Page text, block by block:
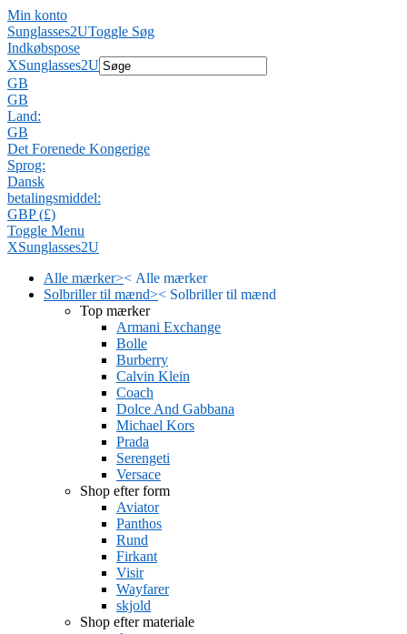
Min konto
Sunglasses2UToggle Søg
Indkøbspose
XSunglasses2U
GB
GB
Land:
GB
Det Forenede Kongerige
Sprog:
Dansk
betalingsmiddel:
GBP (£)
Toggle Menu
XSunglasses2U
Alle mærker>< Alle mærker
Solbriller til mænd>< Solbriller til mænd
Top mærker
Armani Exchange
Bolle
Burberry
Calvin Klein
Coach
Dolce And Gabbana
Michael Kors
Prada
Serengeti
Versace
Shop efter form
Aviator
Panthos
Rund
Firkant
Visir
Wayfarer
skjold
Shop efter materiale